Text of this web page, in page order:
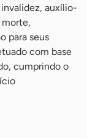
auxílio-
morte,
para seus
com base
cumprindo o